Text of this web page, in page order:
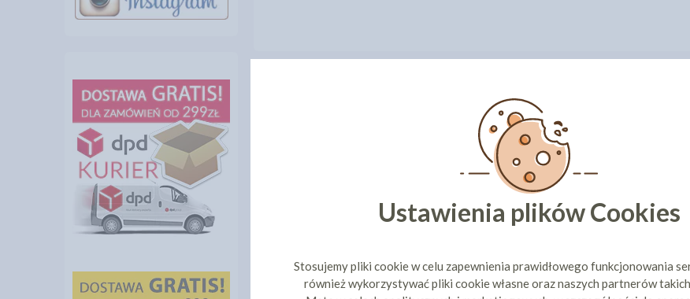
TORTOWNICA OCYNOWANA
DNO PŁASKIE ŚR 22CM
BLACHA DO CIASTA GŁADKA
OCYNOWANA 36CM X 25CM X
6CM
Ustawienia plików Cookies
Stosujemy pliki cookie w celu zapewnienia prawidłowego funkcjonowania
również wykorzystywać pliki cookie własne oraz naszych partnerów